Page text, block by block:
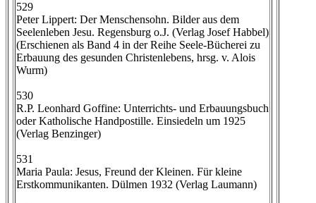
529
Peter Lippert: Der Menschensohn. Bilder aus dem
Seelenleben Jesu. Regensburg o.J. (Verlag Josef Habbel)
(Erschienen als Band 4 in der Reihe Seele-Bücherei zu
Erbauung des gesunden Christenlebens, hrsg. v. Alois
Wurm)
530
R.P. Leonhard Goffine: Unterrichts- und Erbauungsbuch
oder Katholische Handpostille. Einsiedeln um 1925
(Verlag Benzinger)
531
Maria Paula: Jesus, Freund der Kleinen. Für kleine
Erstkommunikanten. Dülmen 1932 (Verlag Laumann)